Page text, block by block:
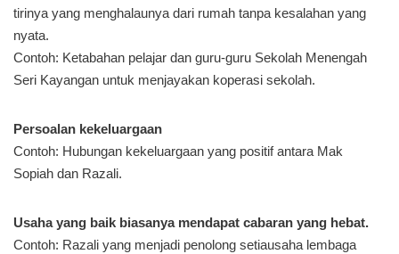
tirinya yang menghalaunya dari rumah tanpa kesalahan yang
nyata.
Contoh: Ketabahan pelajar dan guru-guru Sekolah Menengah
Seri Kayangan untuk menjayakan koperasi sekolah.
Persoalan kekeluargaan
Contoh: Hubungan kekeluargaan yang positif antara Mak
Sopiah dan Razali.
Usaha yang baik biasanya mendapat cabaran yang hebat.
Contoh: Razali yang menjadi penolong setiausaha lembaga